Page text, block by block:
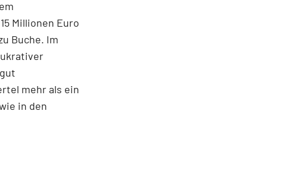
Millionen Euro
Buche. Im
mehr als ein
in den